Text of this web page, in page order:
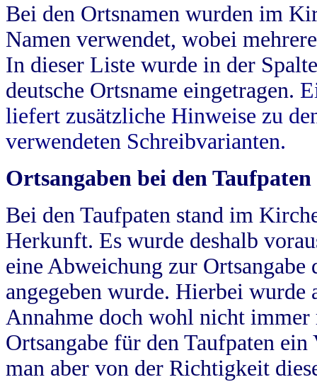
Bei den Ortsnamen wurden im
Namen verwendet, wobei
In dieser Liste wurde in der
deutsche Ortsname eingetragen.
liefert zusätzliche Hinweise zu
verwendeten Schreibvarianten.
Ortsangaben bei den Taufpaten
Bei den Taufpaten stand im
Herkunft. Es wurde deshalb
eine Abweichung zur
angegeben wurde. Hierbei wurde
Annahme doch wohl nicht
Ortsangabe für den Taufpaten
man aber von der Richtigkeit